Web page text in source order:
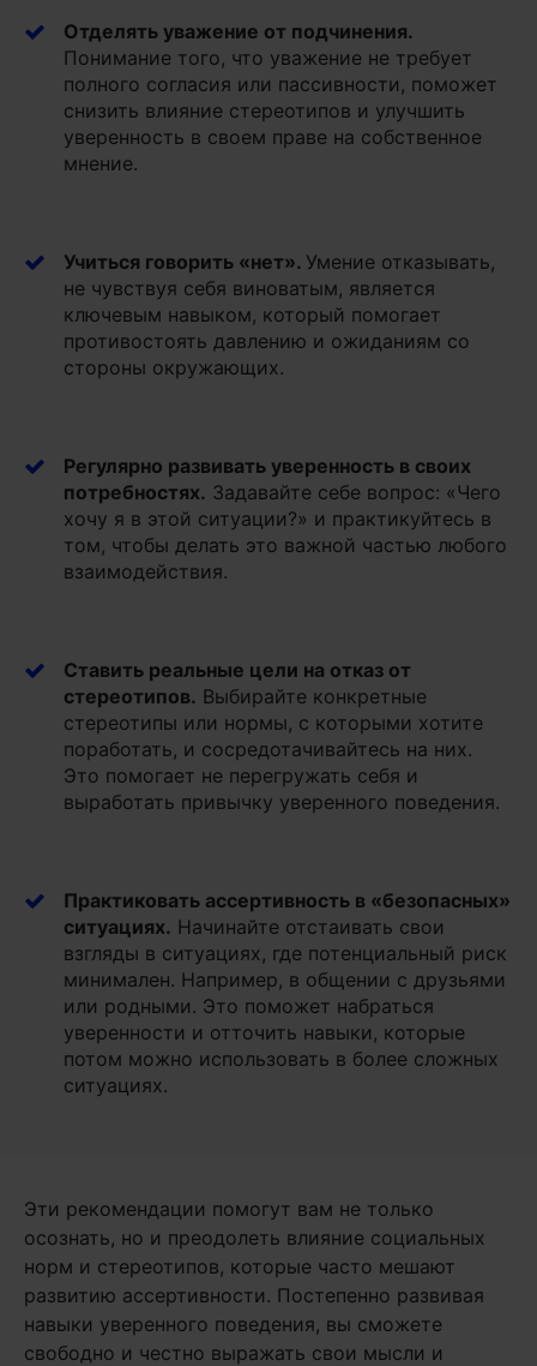
Отделять уважение от подчинения.
Понимание того, что уважение не требует
полного согласия или пассивности, поможет
снизить влияние стереотипов и улучшить
уверенность в своем праве на собственное
мнение.
Учиться говорить «нет». Умение отказывать,
не чувствуя себя виноватым, является
ключевым навыком, который помогает
противостоять давлению и ожиданиям со
стороны окружающих.
Регулярно развивать уверенность в своих
потребностях. Задавайте себе вопрос: «Чего
хочу я в этой ситуации?» и практикуйтесь в
том, чтобы делать это важной частью любого
взаимодействия.
Ставить реальные цели на отказ от
стереотипов. Выбирайте конкретные
стереотипы или нормы, с которыми хотите
поработать, и сосредотачивайтесь на них.
Это помогает не перегружать себя и
выработать привычку уверенного поведения.
Практиковать ассертивность в «безопасных»
ситуациях. Начинайте отстаивать свои
взгляды в ситуациях, где потенциальный риск
минимален. Например, в общении с друзьями
или родными. Это поможет набраться
уверенности и отточить навыки, которые
потом можно использовать в более сложных
ситуациях.
Эти рекомендации помогут вам не только
осознать, но и преодолеть влияние социальных
норм и стереотипов, которые часто мешают
развитию ассертивности. Постепенно развивая
навыки уверенного поведения, вы сможете
свободно и честно выражать свои мысли и